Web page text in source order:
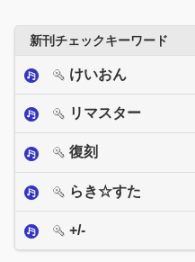
新刊チェックキーワード
けいおん
リマスター
復刻
らき☆すた
+/-